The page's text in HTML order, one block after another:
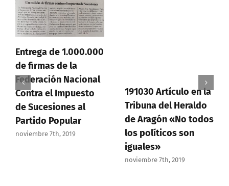
Entrega de 1.000.000
de firmas de la
Federación Nacional
Contra el Impuesto
de Sucesiones al
Partido Popular
noviembre 7th, 2019
191030 Artículo en la
Tribuna del Heraldo
de Aragón «No todos
los políticos son
iguales»
noviembre 7th, 2019